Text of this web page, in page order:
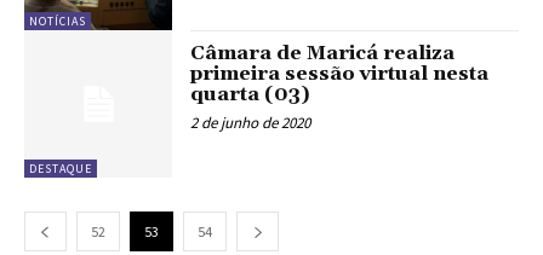
NOTÍCIAS
DESTAQUE
Câmara de Maricá realiza
primeira sessão virtual nesta
quarta (03)
2 de junho de 2020
52 53 54